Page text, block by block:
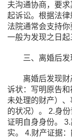
夫沟通协商，要
起诉讼。根据法律
法院通常会支持你
一般为发现之日起
三、离婚后
离婚后发现
诉状：写明原告
未处理的财产）
的状况）。 2.身
证明自身身份。
实。 4.财产证据